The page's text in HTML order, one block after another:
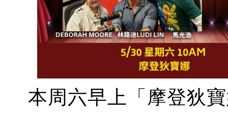
本周六早上「摩登狄